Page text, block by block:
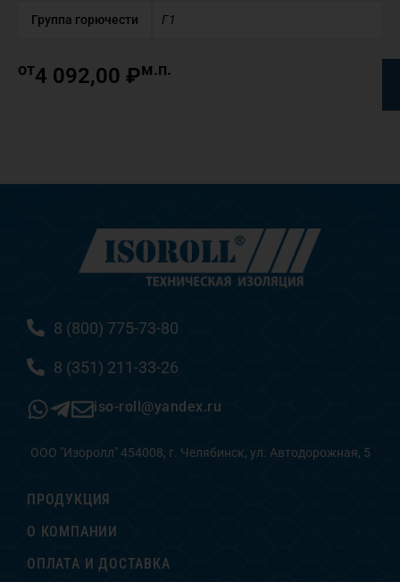
Группа горючести Г1
от4 092,00 ₽м.п.
8 (800) 775-73-80
8 (351) 211-33-26
iso-roll@yandex.ru
ООО "Изоролл" 454008, г. Челябинск, ул. Автодорожная, 5
ПРОДУКЦИЯ
О КОМПАНИИ
ОПЛАТА И ДОСТАВКА